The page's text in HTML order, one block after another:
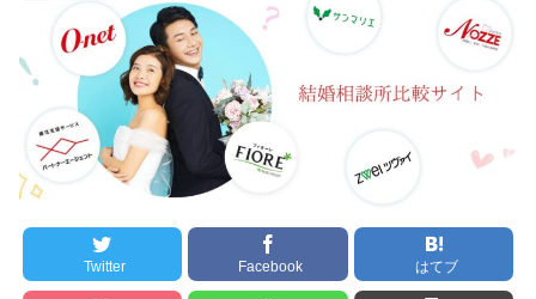
Twitter Facebook はてブ